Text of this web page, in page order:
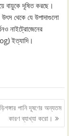
বায়ুকে দূষিত করছে।
উৎস থেকে যে উপাদাগুলো
নাইট্রোজেনের
ইত্যাদি।
পানি দূষণের অন্যতম
কারণ ব্যাখ্যা করো।